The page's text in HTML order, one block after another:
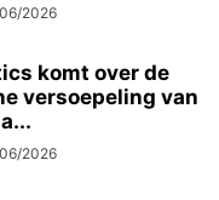
2026
komt over de
versoepeling van
2026